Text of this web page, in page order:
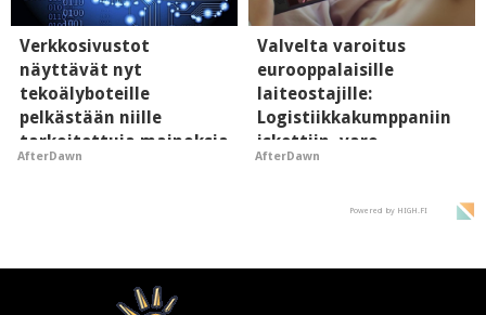
Verkkosivustot
näyttävät nyt
tekoälyboteille
pelkästään niille
tarkoitettuja mainoksia
- vaikuttaa tekoälyn
AfterDawn
Valvelta varoitus
eurooppalaisille
laiteostajille:
Logistiikkakumppaniin
iskettiin, varo
kalasteluviestejä
AfterDawn
Powered by HIGH.FI